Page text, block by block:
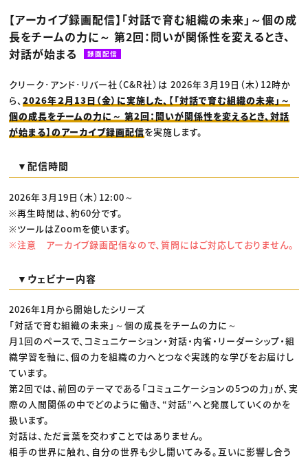
C＆R Magazine
Web
映像
ゲーム・エンタメ
広告
出版
プロフェッショナル×つながる×メディア
【アーカイブ録画配信】「対話で育む組織の未来」～個の成
長をチームの力に～ 第2回：問いが関係性を変えるとき、
対話が始まる
録画配信
クリーク･アンド･リバー社（C&R社）は 2026年３月19日（木）12時か
ら、2026年２月13日（金）に実施した、【「対話で育む組織の未来」～
個の成長をチームの力に～ 第2回：問いが関係性を変えるとき、対話
が始まる】のアーカイブ録画配信を実施します。
▼配信時間
2026年３月19日（木）12:00～
※再生時間は、約60分です。
※ツールはZoomを使います。
※注意 アーカイブ録画配信なので、質問にはご対応しておりません。
▼ウェビナー内容
2026年1月から開始したシリーズ
「対話で育む組織の未来」～個の成長をチームの力に～
月1回のペースで、コミュニケーション・対話・内省・リーダーシップ・組
織学習を軸に、個の力を組織の力へとつなぐ実践的な学びをお届けし
ています。
第2回では、前回のテーマである「コミュニケーションの5つの力」が、実
際の人間関係の中でどのように働き、“対話”へと発展していくのかを
扱います。
対話は、ただ言葉を交わすことではありません。
相手の世界に触れ、自分の世界も少し開いてみる。互いに影響し合う